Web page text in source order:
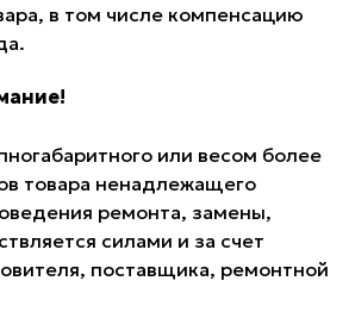
в том числе компенсацию
или весом более
товара ненадлежащего
ремонта, замены,
силами и за счет
поставщика, ремонтной